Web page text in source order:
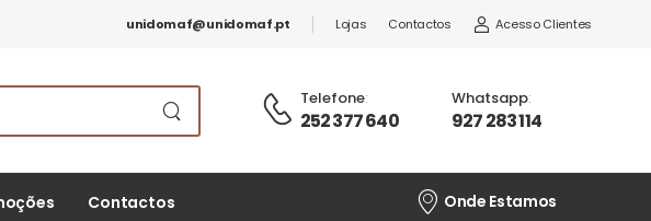
unidomaf@unidomaf.pt Lojas Contactos Acesso Clientes
Telefone:
252 377 640
Whatsapp:
927 283 114
Contactos Onde Estamos